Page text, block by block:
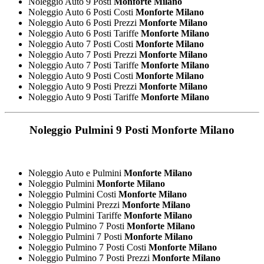
Noleggio Auto 6 Posti Costi Monforte Milano
Noleggio Auto 6 Posti Prezzi Monforte Milano
Noleggio Auto 6 Posti Tariffe Monforte Milano
Noleggio Auto 7 Posti Costi Monforte Milano
Noleggio Auto 7 Posti Prezzi Monforte Milano
Noleggio Auto 7 Posti Tariffe Monforte Milano
Noleggio Auto 9 Posti Costi Monforte Milano
Noleggio Auto 9 Posti Prezzi Monforte Milano
Noleggio Auto 9 Posti Tariffe Monforte Milano
Noleggio Pulmini 9 Posti Monforte Milano
Noleggio Auto e Pulmini Monforte Milano
Noleggio Pulmini Monforte Milano
Noleggio Pulmini Costi Monforte Milano
Noleggio Pulmini Prezzi Monforte Milano
Noleggio Pulmini Tariffe Monforte Milano
Noleggio Pulmino 7 Posti Monforte Milano
Noleggio Pulmini 7 Posti Monforte Milano
Noleggio Pulmino 7 Posti Costi Monforte Milano
Noleggio Pulmino 7 Posti Prezzi Monforte Milano